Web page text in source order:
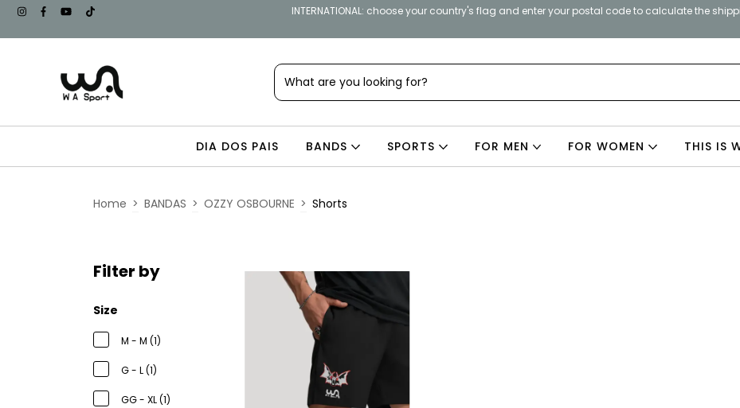
INTERNATIONAL: choose your country's flag and enter your postal code to calculate the
DIA DOS PAIS BANDS SPORTS FOR MEN FOR WOMEN THIS IS
Home > BANDAS > OZZY OSBOURNE > Shorts
Filter by
Size
M - M (1)
G - L (1)
GG - XL (1)